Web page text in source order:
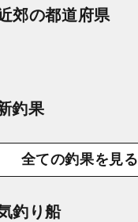
郊の都道府県
釣果
全ての釣果を見る
釣り船